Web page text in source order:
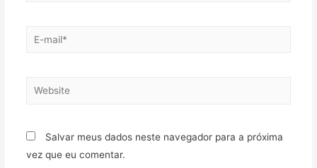
Salvar meus dados neste navegador para a próxima
vez que eu comentar.